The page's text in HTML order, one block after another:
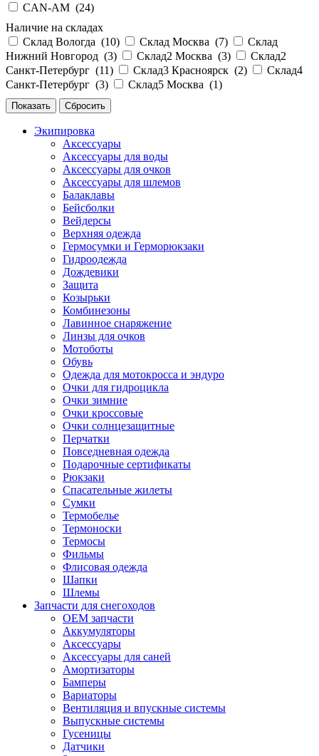
CAN-AM (24)
Наличие на складах
Склад Вологда (10) Склад Москва (7)
Склад
Нижний Новгород (3) Склад2 Москва (3)
Склад2
Санкт-Петербург (11) Склад3 Красноярск (2)
Склад4
Санкт-Петербург (3) Склад5 Москва (1)
Экипировка
Аксессуары
Аксессуары для воды
Аксессуары для очков
Аксессуары для шлемов
Балаклавы
Бейсболки
Вейдерсы
Верхняя одежда
Гермосумки и Герморюкзаки
Гидроодежда
Дождевики
Защита
Козырьки
Комбинезоны
Лавинное снаряжение
Линзы для очков
Мотоботы
Обувь
Одежда для мотокросса и эндуро
Очки для гидроцикла
Очки зимние
Очки кроссовые
Очки солнцезащитные
Перчатки
Повседневная одежда
Подарочные сертификаты
Рюкзаки
Спасательные жилеты
Сумки
Термобелье
Термоноски
Термосы
Фильмы
Флисовая одежда
Шапки
Шлемы
Запчасти для снегоходов
OEM запчасти
Аккумуляторы
Аксессуары
Аксессуары для саней
Амортизаторы
Бамперы
Вариаторы
Вентиляция и впускные системы
Выпускные системы
Гусеницы
Датчики